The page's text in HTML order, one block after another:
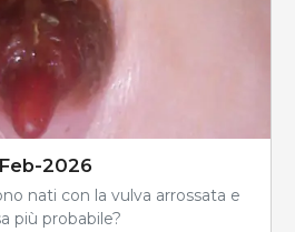
2026
nati con la vulva arrossata e
più probabile?